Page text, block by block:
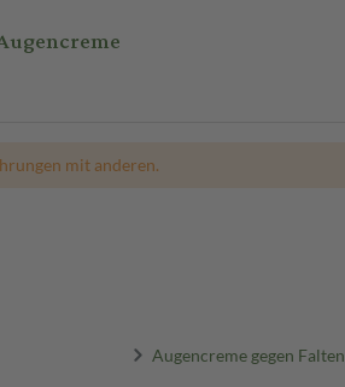
mit anderen.
Augencreme gegen Falten